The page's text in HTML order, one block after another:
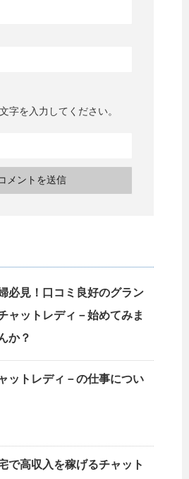
字を入力してください。
必見！口コミ良好のグラン
ャットレディ－始めてみま
か？
ットレディ－の仕事につい
で高収入を稼げるチャット